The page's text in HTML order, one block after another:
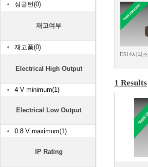
싱글턴(0)
재고여부
재고품(0)
Electrical High Output
4 V minimum(1)
Electrical Low Output
0.8 V maximum(1)
IP Rating
ES14시리즈
1 Results